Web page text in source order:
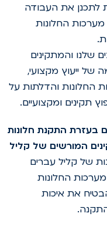
את העבודה
החלונות
והמתקינים
ייעוץ מקצועי,
והדלתות על
ומקצועיים.
התקנת חלונות
המורשים של קליל
של קליל עברים
החלונות
את איכות